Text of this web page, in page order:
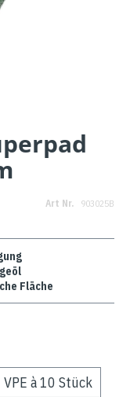
Art Nr. 903025B
Fläche
VPE à 10 Stück